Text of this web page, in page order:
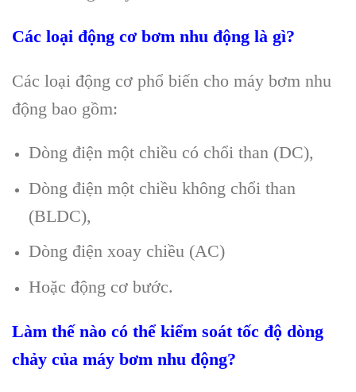
Các loại động cơ bơm nhu động là gì?
Các loại động cơ phổ biến cho máy bơm nhu
động bao gồm:
Dòng điện một chiều có chổi than (DC),
Dòng điện một chiều không chổi than
(BLDC),
Dòng điện xoay chiều (AC)
Hoặc động cơ bước.
Làm thế nào có thể kiểm soát tốc độ dòng
chảy của máy bơm nhu động?